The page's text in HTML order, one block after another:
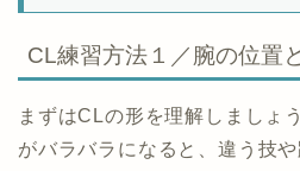
CL練習方法１／腕の位置
まずはCLの形を理解しましょ
がバラバラになると、違う技